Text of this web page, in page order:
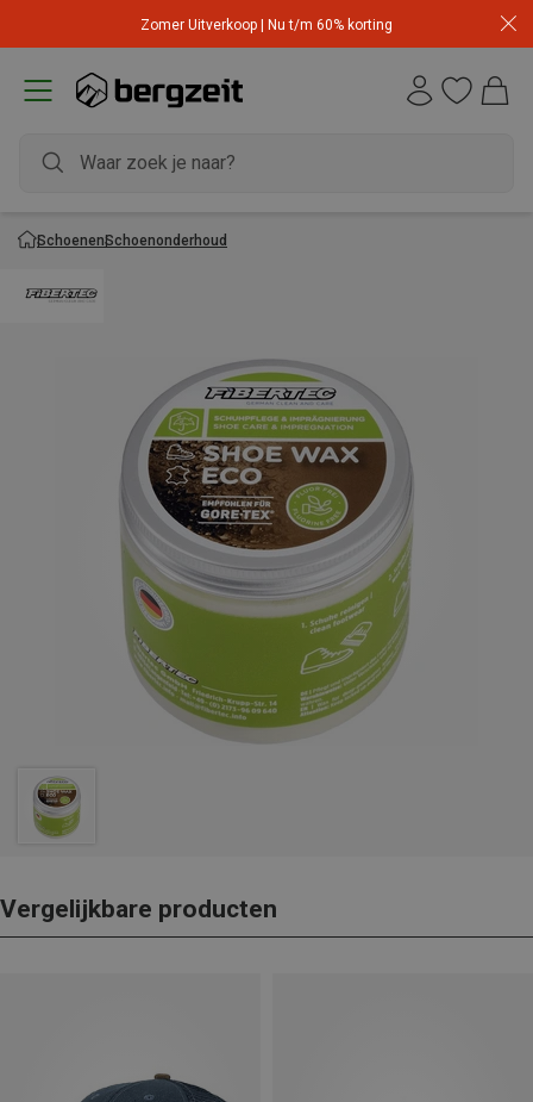
Zomer Uitverkoop | Nu t/m 60% korting
SchoenenSchoenonderhoud
Vergelijkbare producten